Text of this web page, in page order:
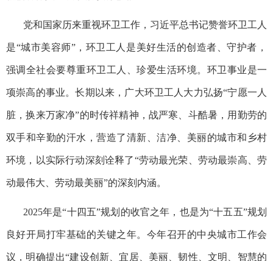
党和国家历来重视环卫工作，习近平总书记赞誉环卫工人
是“城市美容师”，环卫工人是美好生活的创造者、守护者，
强调全社会要尊重环卫工人、珍爱生活环境。环卫事业是一
项崇高的事业。长期以来，广大环卫工人大力弘扬“宁愿一人
脏，换来万家净”的时传祥精神，战严寒、斗酷暑，用勤劳的
双手和辛勤的汗水，营造了清新、洁净、美丽的城市和乡村
环境，以实际行动深刻诠释了“劳动最光荣、劳动最崇高、劳
动最伟大、劳动最美丽”的深刻内涵。
2025年是“十四五”规划的收官之年，也是为“十五五”规划
良好开局打牢基础的关键之年。今年召开的中央城市工作会
议，明确提出“建设创新、宜居、美丽、韧性、文明、智慧的